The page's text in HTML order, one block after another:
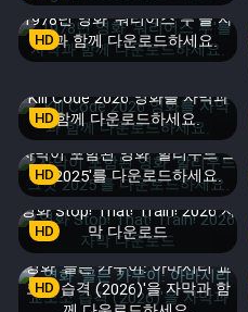
1978년 영화 '워리어스 투'를 자
막과 함께 다운로드하세요.
HD
Kill Code 2026 영화를 자막과
함께 다운로드하세요.
HD
자막이 포함된 영화 '할리우드 그
릿 2025'를 다운로드하세요.
HD
영화 Stop! That! Train! 2026 자
막 다운로드
HD
영화 '골든 카무이: 아바시리 교
도소 습격 (2026)'을 자막과 함
HD